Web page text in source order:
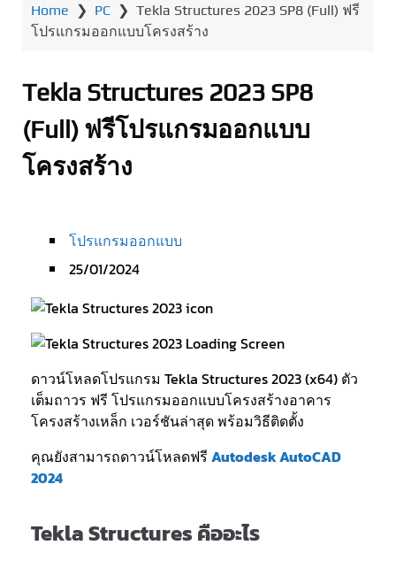
Home ❯ PC ❯ Tekla Structures 2023 SP8 (Full) ฟรี
โปรแกรมออกแบบโครงสร้าง
Tekla Structures 2023 SP8
(Full) ฟรีโปรแกรมออกแบบ
โครงสร้าง
โปรแกรมออกแบบ
25/01/2024
ดาวน์โหลดโปรแกรม Tekla Structures 2023 (x64) ตัว
เต็มถาวร ฟรี โปรแกรมออกแบบโครงสร้างอาคาร
โครงสร้างเหล็ก เวอร์ชันล่าสุด พร้อมวิธีติดตั้ง
คุณยังสามารถดาวน์โหลดฟรี Autodesk AutoCAD
2024
Tekla Structures คืออะไร